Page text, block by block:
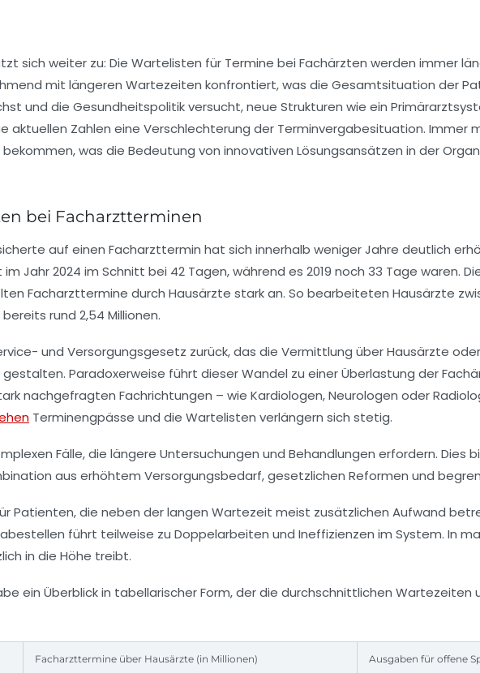
sich weiter zu: Die Wartelisten für Termine bei Fachärzten werden immer
mit längeren Wartezeiten konfrontiert, was die Gesamtsituation der
und die Gesundheitspolitik versucht, neue Strukturen wie ein
aktuellen Zahlen eine Verschlechterung der Terminvergabesituation. Immer
was die Bedeutung von innovativen Lösungsansätzen in der
bei Facharztterminen
auf einen Facharzttermin hat sich innerhalb weniger Jahre deutlich
Jahr 2024 im Schnitt bei 42 Tagen, während es 2019 noch 33 Tage waren.
Facharzttermine durch Hausärzte stark an. So bearbeiteten Hausärzte
rund 2,54 Millionen.
und Versorgungsgesetz zurück, das die Vermittlung über Hausärzte
Paradoxerweise führt dieser Wandel zu einer Überlastung der
nachgefragten Fachrichtungen – wie Kardiologen, Neurologen oder
Terminengpässe und die Wartelisten verlängern sich stetig.
Fälle, die längere Untersuchungen und Behandlungen erfordern. Dies
aus erhöhtem Versorgungsbedarf, gesetzlichen Reformen und
Patienten, die neben der langen Wartezeit meist zusätzlichen Aufwand
führt teilweise zu Doppelarbeiten und Ineffizienzen im System. In
in die Höhe treibt.
ein Überblick in tabellarischer Form, der die durchschnittlichen
Facharzttermine über Hausärzte (in Millionen) Ausgaben für offene